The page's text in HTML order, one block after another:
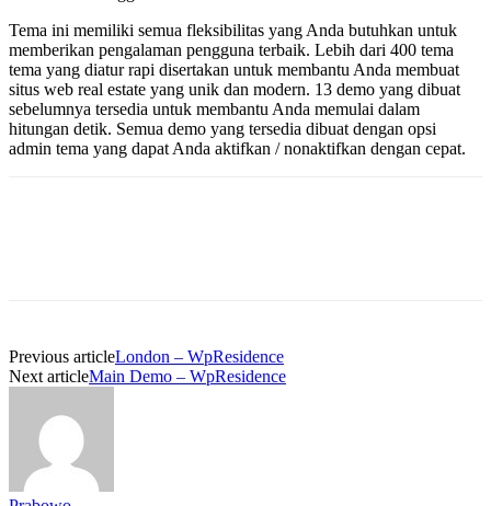
Tema ini memiliki semua fleksibilitas yang Anda butuhkan untuk
memberikan pengalaman pengguna terbaik. Lebih dari 400 tema
tema yang diatur rapi disertakan untuk membantu Anda membuat
situs web real estate yang unik dan modern. 13 demo yang dibuat
sebelumnya tersedia untuk membantu Anda memulai dalam
hitungan detik. Semua demo yang tersedia dibuat dengan opsi
admin tema yang dapat Anda aktifkan / nonaktifkan dengan cepat.
Previous articleLondon – WpResidence
Next articleMain Demo – WpResidence